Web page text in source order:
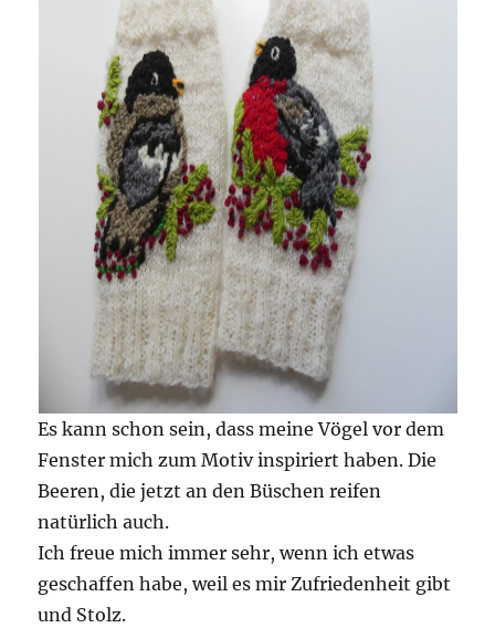
Es kann schon sein, dass meine Vögel vor dem
Fenster mich zum Motiv inspiriert haben. Die
Beeren, die jetzt an den Büschen reifen
natürlich auch.
Ich freue mich immer sehr, wenn ich etwas
geschaffen habe, weil es mir Zufriedenheit gibt
und Stolz.